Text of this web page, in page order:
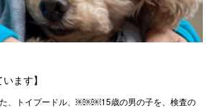
ます】
、トイプードル、￼￼￼15歳の男の子を、検査の